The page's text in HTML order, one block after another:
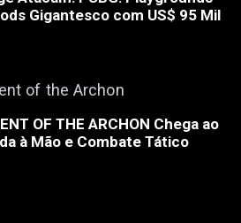
Gigantesco com US$ 95 Mil
OF THE ARCHON Chega ao
à Mão e Combate Tático